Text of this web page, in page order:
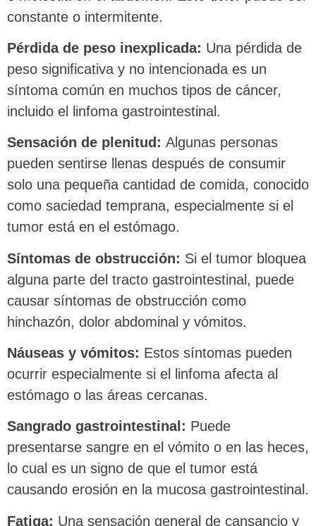
constante o intermitente.
Pérdida de peso inexplicada: Una pérdida de
peso significativa y no intencionada es un
síntoma común en muchos tipos de cáncer,
incluido el linfoma gastrointestinal.
Sensación de plenitud: Algunas personas
pueden sentirse llenas después de consumir
solo una pequeña cantidad de comida, conocido
como saciedad temprana, especialmente si el
tumor está en el estómago.
Síntomas de obstrucción: Si el tumor bloquea
alguna parte del tracto gastrointestinal, puede
causar síntomas de obstrucción como
hinchazón, dolor abdominal y vómitos.
Náuseas y vómitos: Estos síntomas pueden
ocurrir especialmente si el linfoma afecta al
estómago o las áreas cercanas.
Sangrado gastrointestinal: Puede
presentarse sangre en el vómito o en las heces,
lo cual es un signo de que el tumor está
causando erosión en la mucosa gastrointestinal.
Fatiga: Una sensación general de cansancio y